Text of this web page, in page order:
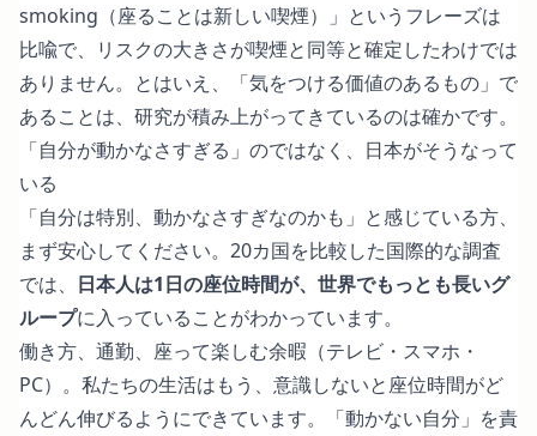
smoking（座ることは新しい喫煙）」というフレーズは
比喩で、リスクの大きさが喫煙と同等と確定したわけでは
ありません。とはいえ、「気をつける価値のあるもの」で
あることは、研究が積み上がってきているのは確かです。
「自分が動かなさすぎる」のではなく、日本がそうなって
いる
「自分は特別、動かなさすぎなのかも」と感じている方、
まず安心してください。20カ国を比較した国際的な調査
では、 日本人は1日の座位時間が、世界でもっとも長いグ
ループに入っていることがわかっています。
働き方、通勤、座って楽しむ余暇（テレビ・スマホ・
PC）。私たちの生活はもう、意識しないと座位時間がど
んどん伸びるようにできています。「動かない自分」を責